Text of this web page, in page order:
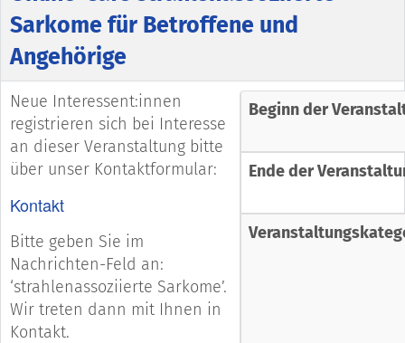
Sarkome für Betroffene und
Angehörige
Neue Interessent:innen
registrieren sich bei Interesse
an dieser Veranstaltung bitte
über unser Kontaktformular:
Kontakt
Bitte geben Sie im
Nachrichten-Feld an:
‘strahlenassoziierte Sarkome’.
Wir treten dann mit Ihnen in
Kontakt.
Beginn der
Ende der